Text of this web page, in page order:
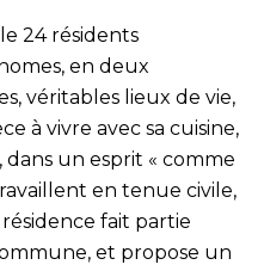
24 résidents
en deux
véritables lieux de vie,
à vivre avec sa cuisine,
dans un esprit « comme
en tenue civile,
fait partie
et propose un